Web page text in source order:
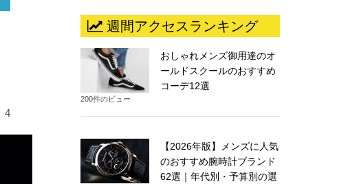
4
週間アクセスランキング
おしゃれメンズ御用達のオ
ールドスクールのおすすめ
コーデ12選
200件のビュー
【2026年版】メンズに人気
のおすすめ腕時計ブランド
62選｜年代別・予算別の選